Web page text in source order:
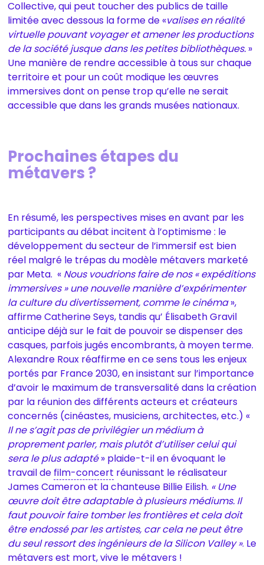
Collective, qui peut toucher des publics de taille
limitée avec dessous la forme de «valises en réalité
virtuelle pouvant voyager et amener les productions
de la société jusque dans les petites bibliothèques. »
Une manière de rendre accessible à tous sur chaque
territoire et pour un coût modique les œuvres
immersives dont on pense trop qu’elle ne serait
accessible que dans les grands musées nationaux.
Prochaines étapes du
métavers ?
En résumé, les perspectives mises en avant par les
participants au débat incitent à l’optimisme : le
développement du secteur de l’immersif est bien
réel malgré le trépas du modèle métavers marketé
par Meta. « Nous voudrions faire de nos « expéditions
immersives » une nouvelle manière d’expérimenter
la culture du divertissement, comme le cinéma»,
affirme Catherine Seys, tandis qu’ Élisabeth Gravil
anticipe déjà sur le fait de pouvoir se dispenser des
casques, parfois jugés encombrants, à moyen terme.
Alexandre Roux réaffirme en ce sens tous les enjeux
portés par France 2030, en insistant sur l’importance
d’avoir le maximum de transversalité dans la création
par la réunion des différents acteurs et créateurs
concernés (cinéastes, musiciens, architectes, etc.) «
Il ne s’agit pas de privilégier un médium à
proprement parler, mais plutôt d’utiliser celui qui
sera le plus adapté» plaide-t-il en évoquant le
travail de film-concert réunissant le réalisateur
James Cameron et la chanteuse Billie Eilish. « Une
œuvre doit être adaptable à plusieurs médiums. Il
faut pouvoir faire tomber les frontières et cela doit
être endossé par les artistes, car cela ne peut être
du seul ressort des ingénieurs de la Silicon Valley ». Le
métavers est mort, vive le métavers !